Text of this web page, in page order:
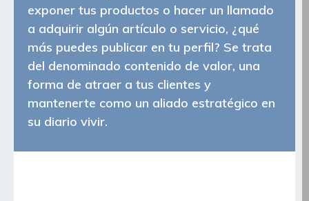
exponer tus productos o hacer un llamado
a adquirir algún artículo o servicio, ¿qué
más puedes publicar en tu perfil? Se trata
del denominado contenido de valor, una
forma de atraer a tus clientes y
mantenerte como un aliado estratégico en
su diario vivir.